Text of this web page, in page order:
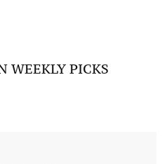
WEEKLY PICKS